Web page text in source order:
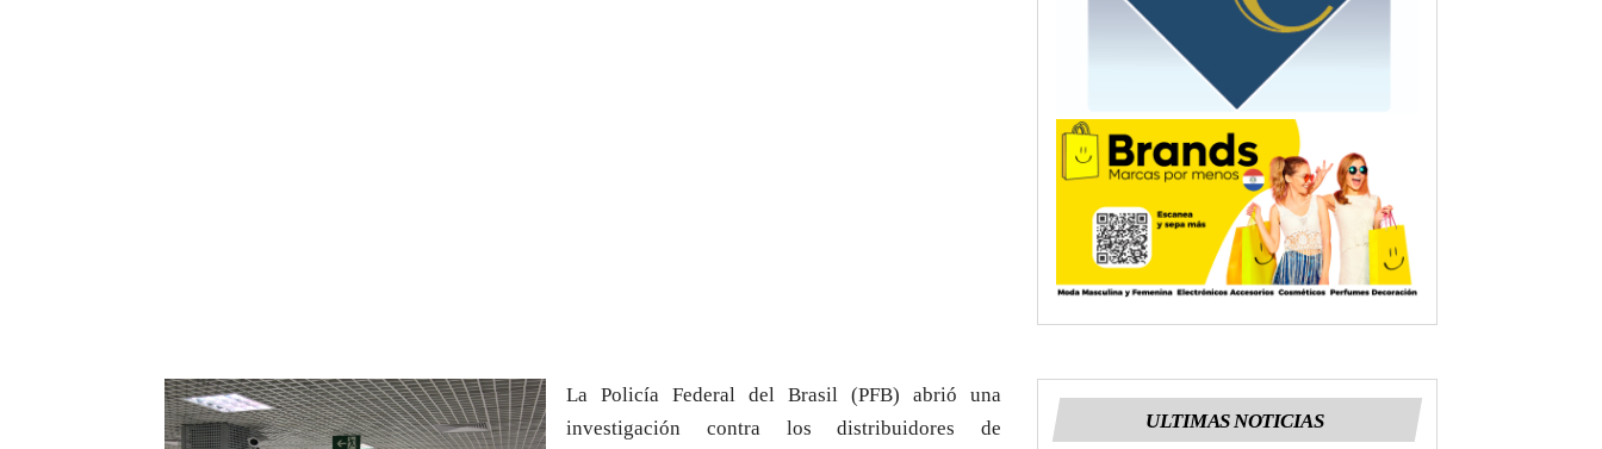
La Policía Federal del Brasil (PFB) abrió una
investigación contra los distribuidores de
ULTIMAS NOTICIAS